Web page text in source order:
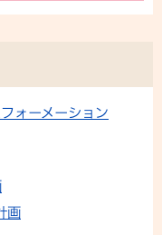
ォーメーション
画